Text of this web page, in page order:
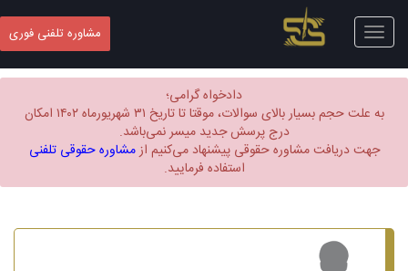
Toggle
navigation
مشاوره تلفنی فوری
دادخواه گرامی؛
به علت حجم بسیار بالای سوالات، موقتا تا تاریخ ۳۱ شهریورماه ۱۴۰۲ امکان
درج پرسش جدید میسر نمی‌باشد.
جهت دریافت مشاوره حقوقی پیشنهاد می‌کنیم ازمشاوره حقوقی تلفنی
استفاده فرمایید.